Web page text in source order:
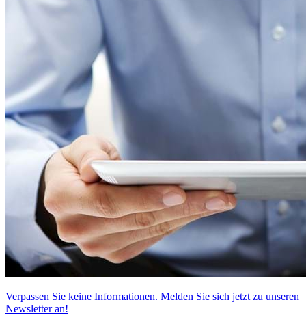
Verpassen Sie keine Informationen. Melden Sie sich jetzt zu unseren
Newsletter an!